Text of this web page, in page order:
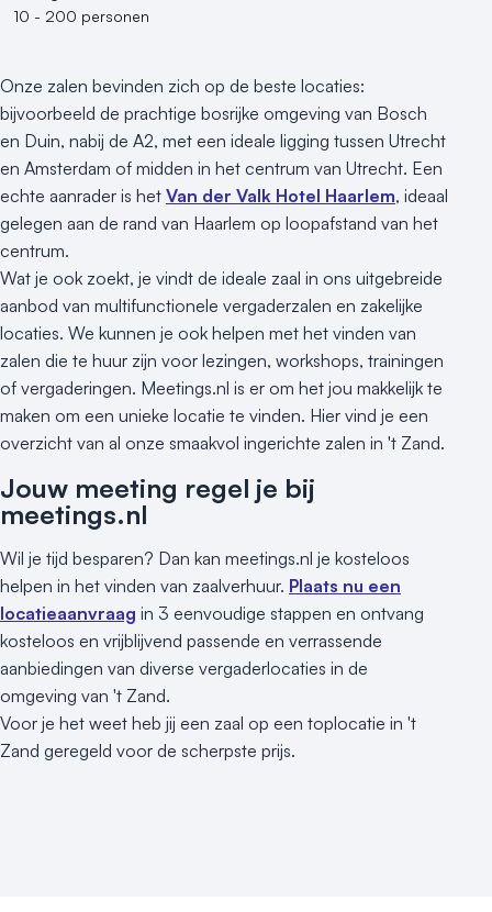
10 - 200 personen
Onze zalen bevinden zich op de beste locaties:
bijvoorbeeld de prachtige bosrijke omgeving van Bosch
en Duin, nabij de A2, met een ideale ligging tussen Utrecht
en Amsterdam of midden in het centrum van Utrecht. Een
echte aanrader is het Van der Valk Hotel Haarlem, ideaal
gelegen aan de rand van Haarlem op loopafstand van het
centrum.
Wat je ook zoekt, je vindt de ideale zaal in ons uitgebreide
aanbod van multifunctionele vergaderzalen en zakelijke
locaties. We kunnen je ook helpen met het vinden van
zalen die te huur zijn voor lezingen, workshops, trainingen
of vergaderingen. Meetings.nl is er om het jou makkelijk te
maken om een unieke locatie te vinden. Hier vind je een
overzicht van al onze smaakvol ingerichte zalen in 't Zand.
Jouw meeting regel je bij
meetings.nl
Wil je tijd besparen? Dan kan meetings.nl je kosteloos
helpen in het vinden van zaalverhuur. Plaats nu een
locatieaanvraag in 3 eenvoudige stappen en ontvang
kosteloos en vrijblijvend passende en verrassende
aanbiedingen van diverse vergaderlocaties in de
omgeving van 't Zand.
Voor je het weet heb jij een zaal op een toplocatie in 't
Zand geregeld voor de scherpste prijs.